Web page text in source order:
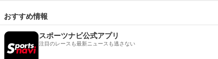
おすすめ情報
スポーツナビ公式アプリ
注目のレースも最新ニュースも逃さない